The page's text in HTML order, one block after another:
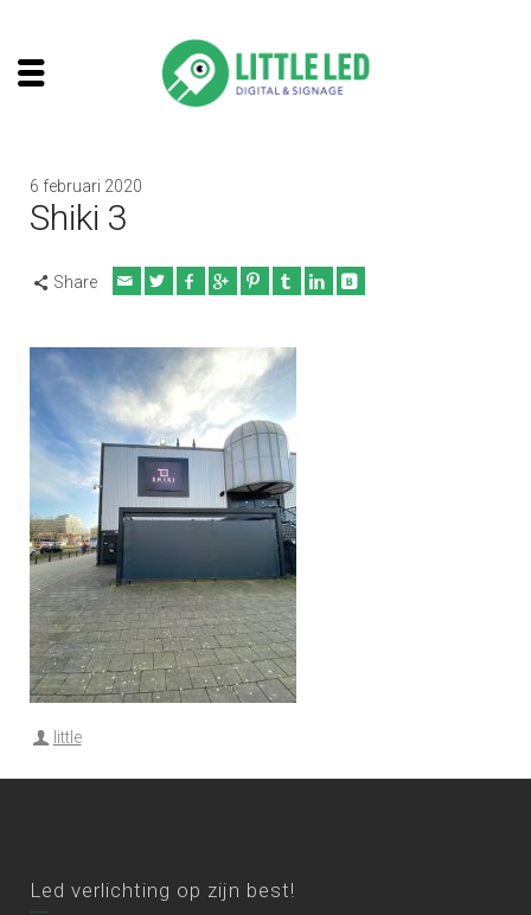
6 februari 2020
Shiki 3
Share
little
Led verlichting op zijn best!